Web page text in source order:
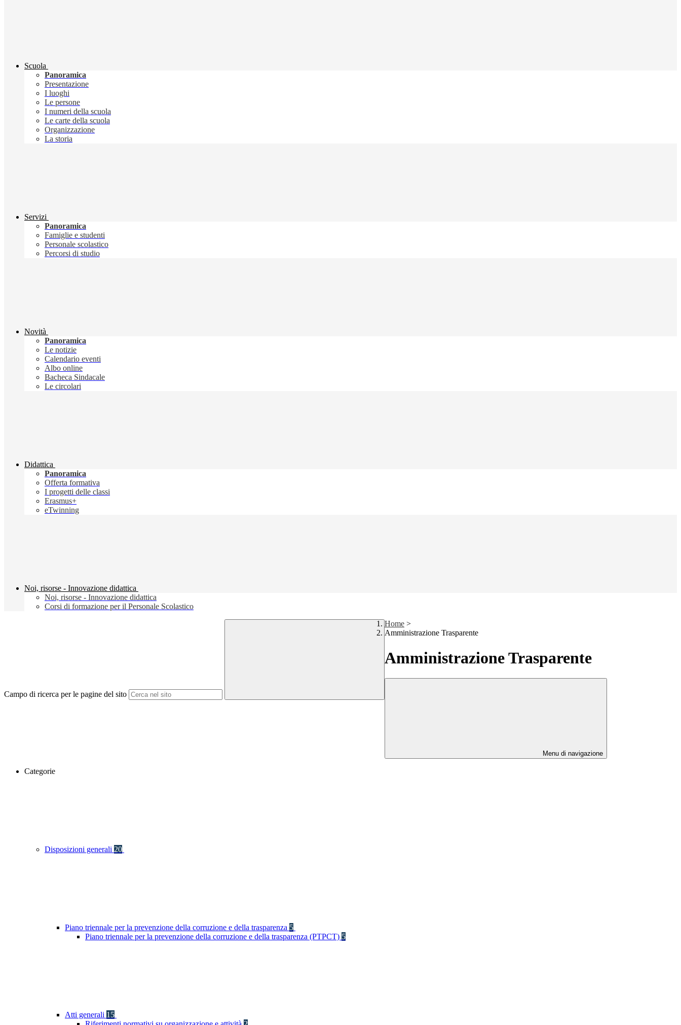
Scuola
Panoramica
Presentazione
I luoghi
Le persone
I numeri della scuola
Le carte della scuola
Organizzazione
La storia
Servizi
Panoramica
Famiglie e studenti
Personale scolastico
Percorsi di studio
Novità
Panoramica
Le notizie
Calendario eventi
Albo online
Bacheca Sindacale
Le circolari
Didattica
Panoramica
Offerta formativa
I progetti delle classi
Erasmus+
eTwinning
Noi, risorse - Innovazione didattica
Noi, risorse - Innovazione didattica
Corsi di formazione per il Personale Scolastico
Campo di ricerca per le pagine del sito
Home >
Amministrazione Trasparente
Amministrazione Trasparente
Menu di navigazione
Categorie
Disposizioni generali 20
Piano triennale per la prevenzione della corruzione e della trasparenza 5
Piano triennale per la prevenzione della corruzione e della trasparenza (PTPCT) 5
Atti generali 15